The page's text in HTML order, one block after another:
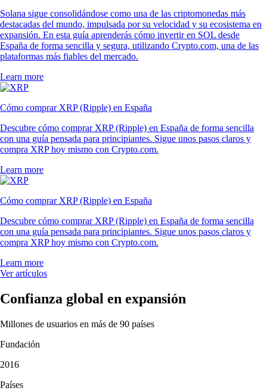
Solana sigue consolidándose como una de las criptomonedas más
destacadas del mundo, impulsada por su velocidad y su ecosistema en
expansión. En esta guía aprenderás cómo invertir en SOL desde
España de forma sencilla y segura, utilizando Crypto.com, una de las
plataformas más fiables del mercado.
Learn more
Cómo comprar XRP (Ripple) en España
Descubre cómo comprar XRP (Ripple) en España de forma sencilla
con una guía pensada para principiantes. Sigue unos pasos claros y
compra XRP hoy mismo con Crypto.com.
Learn more
Cómo comprar XRP (Ripple) en España
Descubre cómo comprar XRP (Ripple) en España de forma sencilla
con una guía pensada para principiantes. Sigue unos pasos claros y
compra XRP hoy mismo con Crypto.com.
Learn more
Ver artículos
Confianza global en expansión
Millones de usuarios en más de 90 países
Fundación
2016
Países